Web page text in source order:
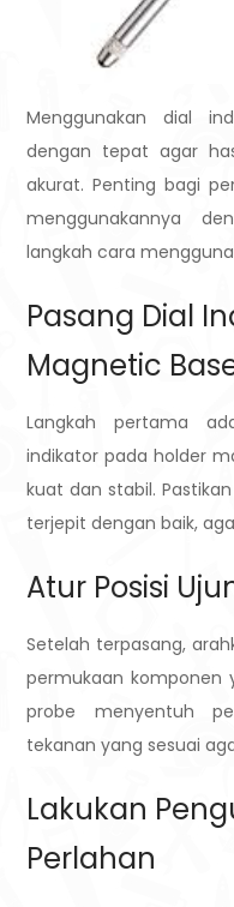
Menggunakan dial
dengan tepat agar
akurat. Penting bagi
menggunakannya
langkah cara
Pasang Dial
Magnetic
Langkah pertama
indikator pada holder
kuat dan stabil.
terjepit dengan baik,
Atur Posisi
Setelah terpasang,
permukaan komponen
probe menyentuh
tekanan yang sesuai
Lakukan
Perlahan